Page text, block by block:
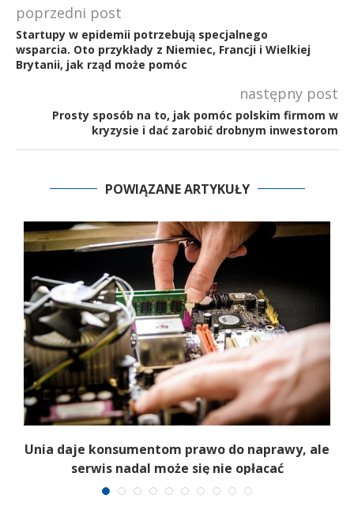
poprzedni post
Startupy w epidemii potrzebują specjalnego
wsparcia. Oto przykłady z Niemiec, Francji i Wielkiej
Brytanii, jak rząd może pomóc
następny post
Prosty sposób na to, jak pomóc polskim firmom w
kryzysie i dać zarobić drobnym inwestorom
POWIĄZANE ARTYKUŁY
Unia daje konsumentom prawo do naprawy, ale
serwis nadal może się nie opłacać